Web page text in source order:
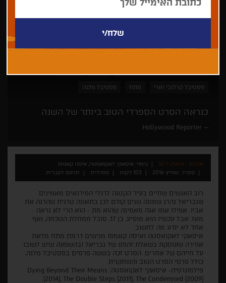
פסטיבל קרלובי וארי מתח פסטיבל מלגה
כנראה הסרט הספרדי הטוב ביותר של השנה
Hollywood Reporter
ארכיון - פסטיבל 32
בימוי: איסאקי לאקואסטה, איסה קאמפו
ספרד, שווייץ 2016
103 דקות ספרדית תרגום לעברית
רוב האנשים שחיים בעיר הקטנה לרגלי הפירנאים מאמינים
שגבריאל נהרג שמונה שנים קודם לכן בתאונה טרגית שהרגה את
אביו. אפילו אמו אנה מאמינה שהוא מת - הוא הרי לא נראה
מאז. אבל עכשיו הוא מופיע, בן 17, סובל ממחלת השכחה, ואף
אחד לא יודע מה לחשוב.
איסאקי לאקואסטה ואיסה קאמפו מגישים דרמת מתח מלאת
אווירה שעוסקת בשאלת זהותו של גבריאל ובהשפעה שיש לשובו
על חייהם של אחרים. הסרט זכה בששה פרסים בפסטיבל מלגה,
כולל פרסי הסרט הטוב והשחקנית.
פילמוגרפיה- איסאקי לאקואסטה: Dying Beyond Their Means
(2014), The Double Steps (2011), The Condemned (2009).